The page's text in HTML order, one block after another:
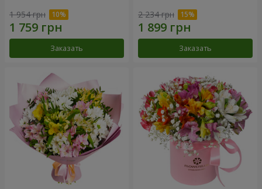
1 954 грн
Заказать
2 234 грн
Заказать